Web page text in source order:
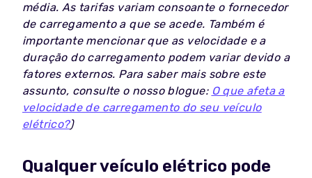
média. As tarifas variam consoante o fornecedor
de carregamento a que se acede. Também é
importante mencionar que as velocidade e a
duração do carregamento podem variar devido a
fatores externos. Para saber mais sobre este
assunto, consulte o nosso blogue: O que afeta a
velocidade de carregamento do seu veículo
elétrico?)
Qualquer veículo elétrico pode